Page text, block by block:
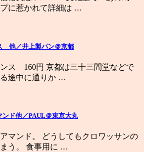
に惹かれて詳細は …
他／井上製パン＠京都
ス 160円 京都は三十三間堂などで
途中に通りか …
ンド他／PAUL＠東京大丸
マンド。 どうしてもクロワッサンの
う。 食事用に …